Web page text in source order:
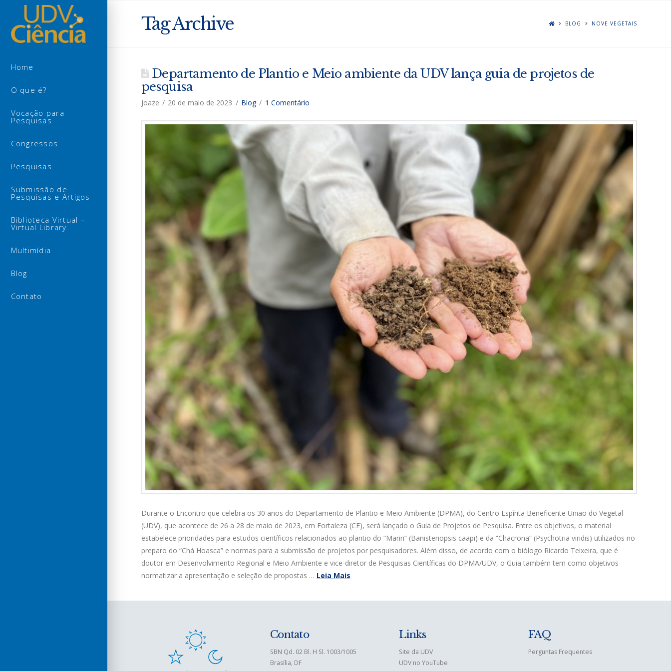
Home
O que é?
Vocação para
Pesquisas
Congressos
Pesquisas
Submissão de
Pesquisas e Artigos
Biblioteca Virtual –
Virtual Library
Multimídia
Blog
Contato
Tag Archive BLOG NOVE VEGETAIS
Departamento de Plantio e Meio ambiente da UDV lança guia de projetos de
pesquisa
Joaze 20 de maio de 2023 Blog 1 Comentário
Durante o Encontro que celebra os 30 anos do Departamento de Plantio e Meio Ambiente (DPMA), do Centro Espírita Beneficente União do Vegetal
(UDV), que acontece de 26 a 28 de maio de 2023, em Fortaleza (CE), será lançado o Guia de Projetos de Pesquisa. Entre os objetivos, o material
estabelece prioridades para estudos científicos relacionados ao plantio do “Mariri” (Banisteriopsis caapi) e da “Chacrona” (Psychotria viridis) utilizados no
preparo do “Chá Hoasca” e normas para a submissão de projetos por pesquisadores. Além disso, de acordo com o biólogo Ricardo Teixeira, que é
doutor em Desenvolvimento Regional e Meio Ambiente e vice-diretor de Pesquisas Científicas do DPMA/UDV, o Guia também tem como objetivos
normatizar a apresentação e seleção de propostas … Leia Mais
Contato
SBN Qd. 02 Bl. H Sl. 1003/1005
Brasília, DF
Links
Site da UDV
UDV no YouTube
FAQ
Perguntas Frequentes